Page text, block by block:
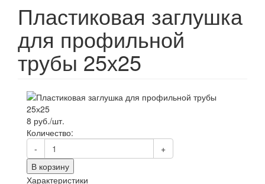
Пластиковая заглушка
для профильной
трубы 25х25
8 руб./шт.
Количество:
-
+
В корзину
Характеристики